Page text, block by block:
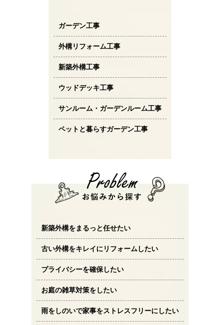
ガーデン工事
外構リフォーム工事
新築外構工事
ウッドデッキ工事
サンルーム・ガーデンルーム工事
ペットと暮らすガーデン工事
新築外構をまるっと任せたい
古い外構をキレイにリフォームしたい
プライバシーを確保したい
お庭の雑草対策をしたい
雨をしのいで家事をストレスフリーにしたい